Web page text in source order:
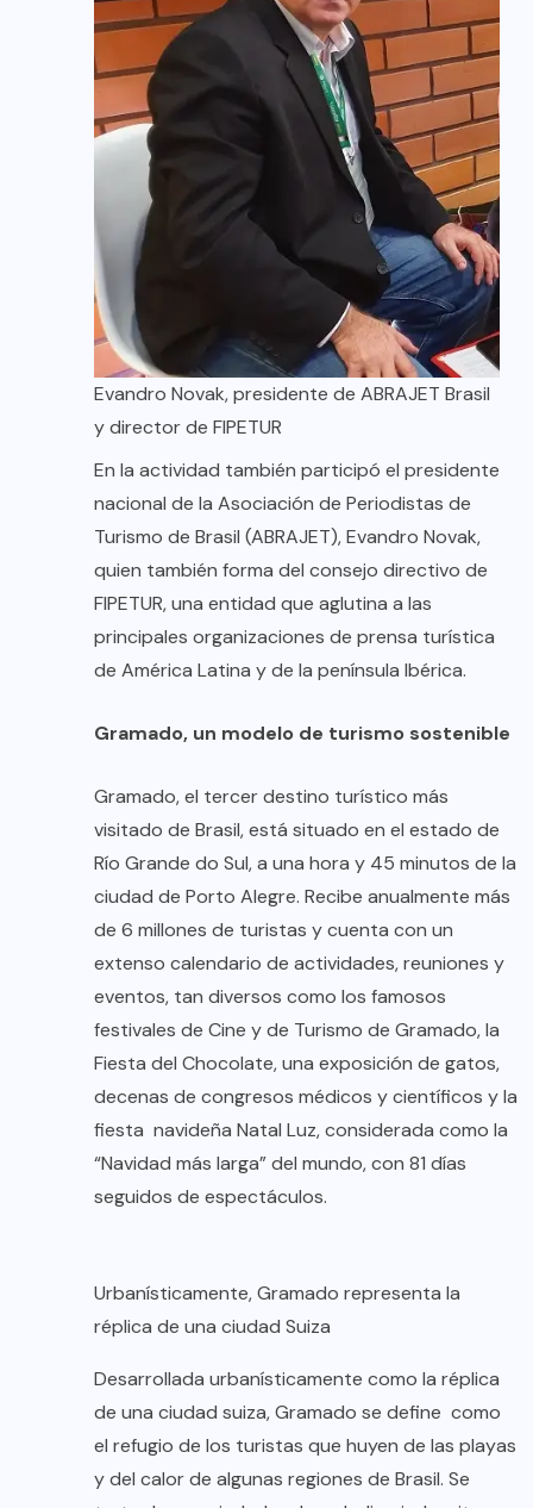
Evandro Novak, presidente de ABRAJET Brasil
y director de FIPETUR
En la actividad también participó el presidente
nacional de la Asociación de Periodistas de
Turismo de Brasil (ABRAJET), Evandro Novak,
quien también forma del consejo directivo de
FIPETUR, una entidad que aglutina a las
principales organizaciones de prensa turística
de América Latina y de la península Ibérica.
Gramado, un modelo de turismo sostenible
Gramado, el tercer destino turístico más
visitado de Brasil, está situado en el estado de
Río Grande do Sul, a una hora y 45 minutos de la
ciudad de Porto Alegre. Recibe anualmente más
de 6 millones de turistas y cuenta con un
extenso calendario de actividades, reuniones y
eventos, tan diversos como los famosos
festivales de Cine y de Turismo de Gramado, la
Fiesta del Chocolate, una exposición de gatos,
decenas de congresos médicos y científicos y la
fiesta navideña Natal Luz, considerada como la
“Navidad más larga” del mundo, con 81 días
seguidos de espectáculos.
Urbanísticamente, Gramado representa la
réplica de una ciudad Suiza
Desarrollada urbanísticamente como la réplica
de una ciudad suiza, Gramado se define como
el refugio de los turistas que huyen de las playas
y del calor de algunas regiones de Brasil. Se